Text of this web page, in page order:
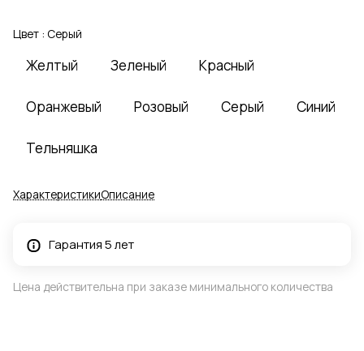
Цвет : Серый
Желтый Зеленый Красный
Оранжевый Розовый Серый Синий
Тельняшка
ХарактеристикиОписание
Гарантия 5 лет
Цена действительна при заказе минимального количества